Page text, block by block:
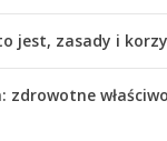
jest, zasady i
zdrowotne